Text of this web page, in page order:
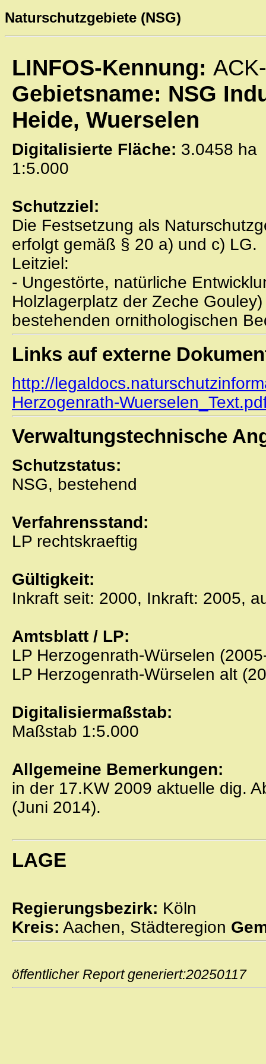
Naturschutzgebiete (NSG)
LINFOS-Kennung:
Gebietsname: NSG
Heide, Wuerselen
Digitalisierte Fläche: 3.0458
1:5.000
Schutzziel:
Die Festsetzung als
erfolgt gemäß § 20 a) und c) LG.
Leitziel:
- Ungestörte, natürliche
Holzlagerplatz der Zeche
bestehenden ornithologischen
Links auf externe
http://
Herzogenrath-
Verwaltungstechnische
Schutzstatus:
NSG, bestehend
Verfahrensstand:
LP rechtskraeftig
Gültigkeit:
Inkraft seit: 2000, Inkraft: 2005,
Amtsblatt / LP:
LP Herzogenrath-Würselen
LP Herzogenrath-Würselen alt
Digitalisiermaßstab:
Maßstab 1:5.000
Allgemeine Bemerkungen:
in der 17.KW 2009 aktuelle dig.
(Juni 2014).
LAGE
Regierungsbezirk: Köln
Kreis: Aachen, Städteregion
öffentlicher Report